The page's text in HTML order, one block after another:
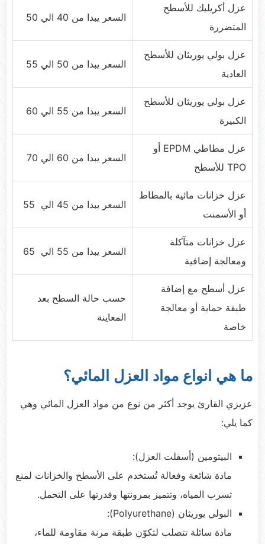
عزل أكريليك للأسطح
المتضررة
السعر يبدا من 40 الي 50
عزل بولي يوريثان للأسطح
العادية
السعر يبدا من 50 الي 55
عزل بولي يوريثان للأسطح
الكبيرة
السعر يبدا من 55 الي 60
عزل مطاطي EPDM أو
TPO للأسطح
السعر يبدا من 60 الي 70
عزل خزانات مائية بالمطاط
أو الأسمنت
السعر يبدا من 45 الي 55
عزل خزانات متآكلة
ومعالجة إضافية
السعر يبدا من 55 الي 65
عزل أسطح مع إضافة
طبقة حماية أو معالجة
خاصة
حسب حالة السطح بعد
المعاينة
ما هي انواع مواد العزل المائي؟
عزيزي القارئ يوجد أكثر من نوع من مواد العزل المائي وهي
كما يلي:
البيتومين (أسفلت العزل):
مادة شائعة وفعالة تُستخدم على الأسطح والخزانات لمنع
تسرب المياه، وتتميز بمرونتها وقدرتها على التحمل.
البولي يوريثان (Polyurethane):
مادة سائلة تتصلب لتكوّن طبقة مرنة مقاومة للماء،